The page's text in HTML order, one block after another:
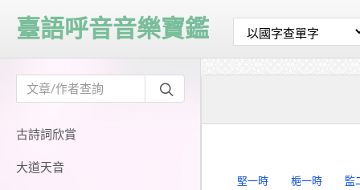
古詩詞欣賞
大道天音
臺語呼音音樂寶鑑
堅一時 梔一時 監